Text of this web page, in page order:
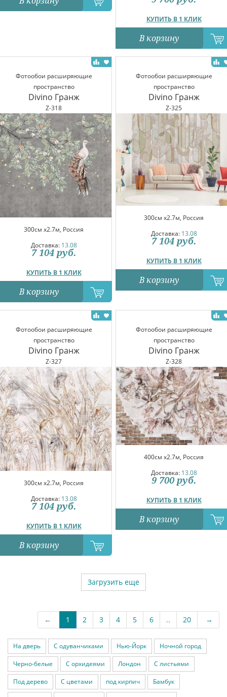
КУПИТЬ В 1 КЛИК
В корзину
Фотообои расширяющие
пространство
Divino Гранж
Z-318
300см x2.7м, Россия
Доставка: 13.08
КУПИТЬ В 1 КЛИК
7 104 руб.
В корзину
Фотообои расширяющие
пространство
Divino Гранж
Z-325
300см x2.7м, Россия
Доставка: 13.08
КУПИТЬ В 1 КЛИК
7 104 руб.
В корзину
Фотообои расширяющие
пространство
Divino Гранж
Z-327
300см x2.7м, Россия
Доставка: 13.08
КУПИТЬ В 1 КЛИК
7 104 руб.
В корзину
Фотообои расширяющие
пространство
Divino Гранж
Z-328
400см x2.7м, Россия
Доставка: 13.08
КУПИТЬ В 1 КЛИК
9 700 руб.
В корзину
Загрузить еще
← 1 2 3 4 5 6 .. 20 →
На дверь С одуванчиками Нью-Йорк Ночной город
Черно-белые С орхидеями Лондон С листьями
Под дерево С цветами под кирпич Бамбук